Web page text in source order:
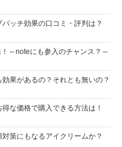
ッチ効果の口コミ・評判は？
～noteにも参入のチャンス？～
果があるの？それとも無いの？
な価格で購入できる方法は！
策にもなるアイクリームか？